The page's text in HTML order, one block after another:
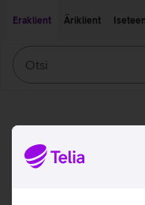
Eraklient
Äriklient